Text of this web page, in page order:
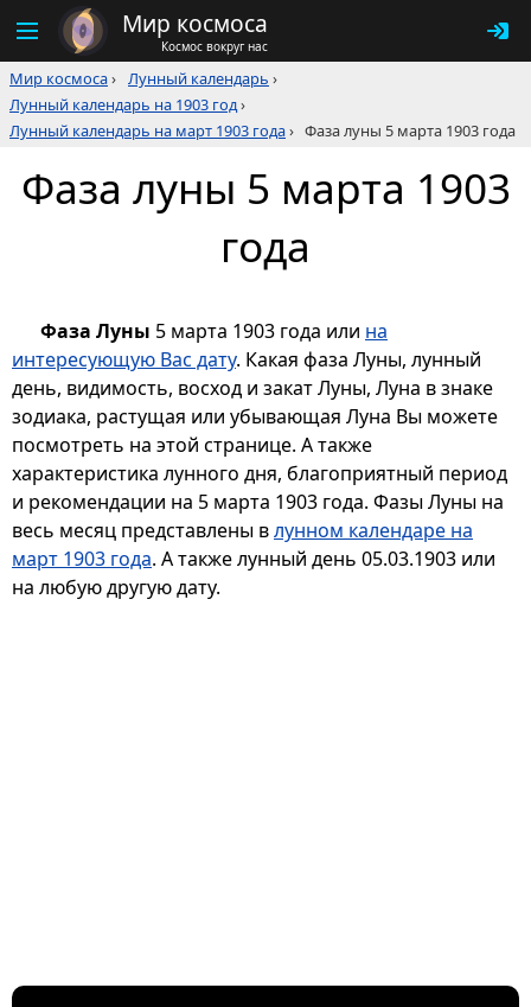
Мир космоса
Космос вокруг нас
Мир космоса› Лунный календарь ›
Лунный календарь на 1903 год›
Лунный календарь на март 1903 года› Фаза луны 5 марта 1903 года
Фаза луны 5 марта 1903
года
Фаза Луны 5 марта 1903 года или на
интересующую Вас дату. Какая фаза Луны, лунный
день, видимость, восход и закат Луны, Луна в знаке
зодиака, растущая или убывающая Луна Вы можете
посмотреть на этой странице. А также
характеристика лунного дня, благоприятный период
и рекомендации на 5 марта 1903 года. Фазы Луны на
весь месяц представлены влунном календаре на
март 1903 года. А также лунный день 05.03.1903 или
на любую другую дату.